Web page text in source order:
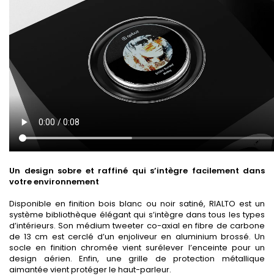
Un design sobre et raffiné qui s’intègre facilement dans
votre environnement
Disponible en finition bois blanc ou noir satiné, RIALTO est un
système bibliothèque élégant qui s’intègre dans tous les types
d’intérieurs. Son médium tweeter co-axial en fibre de carbone
de 13 cm est cerclé d’un enjoliveur en aluminium brossé. Un
socle en finition chromée vient surélever l’enceinte pour un
design aérien. Enfin, une grille de protection métallique
aimantée vient protéger le haut-parleur.